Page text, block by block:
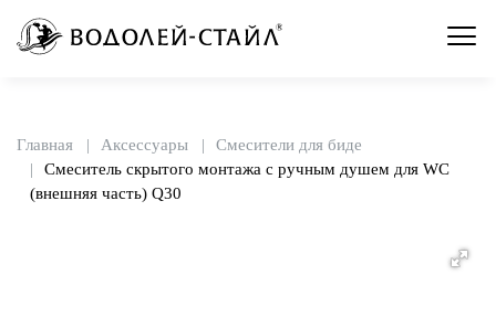
Главная Аксессуары
Смесители для биде
Смеситель скрытого монтажа c ручным душем для WC
(внешняя часть) Q30